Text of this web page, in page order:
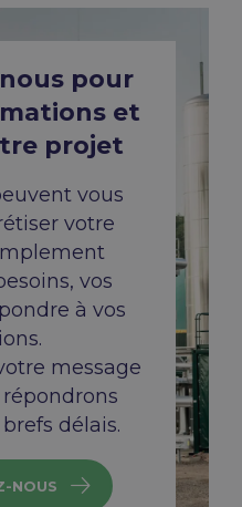
pour
et
projet
vous
votre
vos
à vos
message
brefs délais.
NOUS